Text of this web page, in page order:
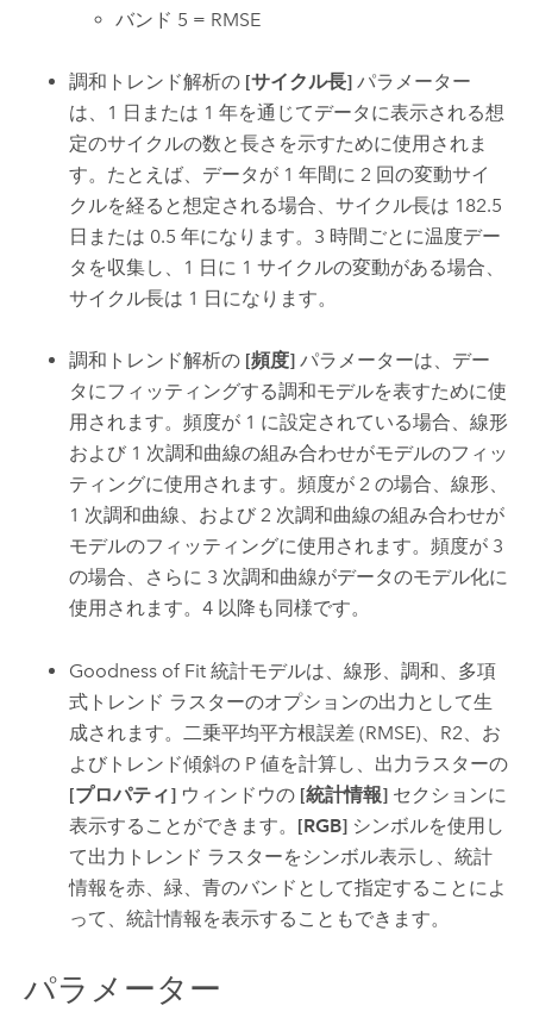
バンド 5 = RMSE
調和トレンド解析の [サイクル長] パラメーター
は、1 日または 1 年を通じてデータに表示される想
定のサイクルの数と長さを示すために使用されま
す。たとえば、データが 1 年間に 2 回の変動サイ
クルを経ると想定される場合、サイクル長は 182.5
日または 0.5 年になります。3 時間ごとに温度デー
タを収集し、1 日に 1 サイクルの変動がある場合、
サイクル長は 1 日になります。
調和トレンド解析の [頻度] パラメーターは、デー
タにフィッティングする調和モデルを表すために使
用されます。頻度が 1 に設定されている場合、線形
および 1 次調和曲線の組み合わせがモデルのフィッ
ティングに使用されます。頻度が 2 の場合、線形、
1 次調和曲線、および 2 次調和曲線の組み合わせが
モデルのフィッティングに使用されます。頻度が 3
の場合、さらに 3 次調和曲線がデータのモデル化に
使用されます。4 以降も同様です。
Goodness of Fit 統計モデルは、線形、調和、多項
式トレンド ラスターのオプションの出力として生
成されます。二乗平均平方根誤差 (RMSE)、R2、お
よびトレンド傾斜の P 値を計算し、出力ラスターの
[プロパティ] ウィンドウの [統計情報] セクションに
表示することができます。 [RGB] シンボルを使用し
て出力トレンド ラスターをシンボル表示し、統計
情報を赤、緑、青のバンドとして指定することによ
って、統計情報を表示することもできます。
パラメーター